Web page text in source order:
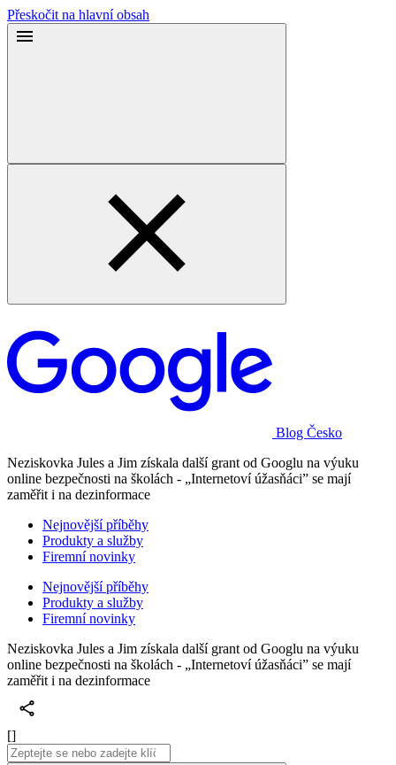
Přeskočit na hlavní obsah
Blog Česko
Neziskovka Jules a Jim získala další grant od Googlu na výuku
online bezpečnosti na školách - „Internetoví úžasňáci” se mají
zaměřit i na dezinformace
Nejnovější příběhy
Produkty a služby
Firemní novinky
Nejnovější příběhy
Produkty a služby
Firemní novinky
Neziskovka Jules a Jim získala další grant od Googlu na výuku
online bezpečnosti na školách - „Internetoví úžasňáci” se mají
zaměřit i na dezinformace
[]